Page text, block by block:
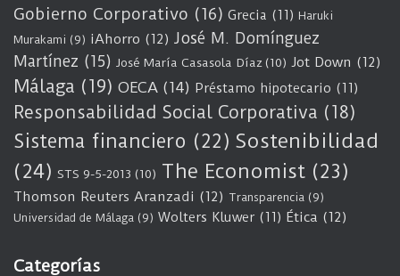
Gobierno Corporativo (16) Grecia (11) Haruki
Murakami (9) iAhorro (12) José M. Domínguez
Martínez (15) José María Casasola Díaz (10) Jot Down (12)
Málaga (19) OECA (14) Préstamo hipotecario (11)
Responsabilidad Social Corporativa (18)
Sistema financiero (22) Sostenibilidad
(24) STS 9-5-2013 (10) The Economist (23)
Thomson Reuters Aranzadi (12) Transparencia (9)
Universidad de Málaga (9) Wolters Kluwer (11) Ética (12)
Categorías